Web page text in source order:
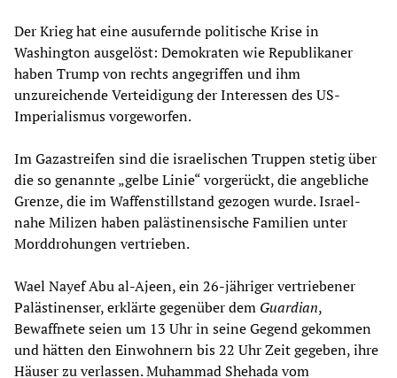
Der Krieg hat eine ausufernde politische Krise in
Washington ausgelöst: Demokraten wie Republikaner
haben Trump von rechts angegriffen und ihm
unzureichende Verteidigung der Interessen des US-
Imperialismus vorgeworfen.
Im Gazastreifen sind die israelischen Truppen stetig über
die so genannte „gelbe Linie“ vorgerückt, die angebliche
Grenze, die im Waffenstillstand gezogen wurde. Israel-
nahe Milizen haben palästinensische Familien unter
Morddrohungen vertrieben.
Wael Nayef Abu al-Ajeen, ein 26-jähriger vertriebener
Palästinenser, erklärte gegenüber dem Guardian,
Bewaffnete seien um 13 Uhr in seine Gegend gekommen
und hätten den Einwohnern bis 22 Uhr Zeit gegeben, ihre
Häuser zu verlassen. Muhammad Shehada vom